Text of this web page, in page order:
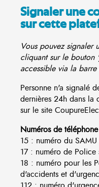
Signaler une
sur cette
Vous pouvez signaler
cliquant sur le bouton
accessible via la
Personne n'a signalé
dernières 24h dans la
sur le site
Numéros de
15 : numéro du
17 : numéro de Police
18 : numéro pour les
d'accidents et